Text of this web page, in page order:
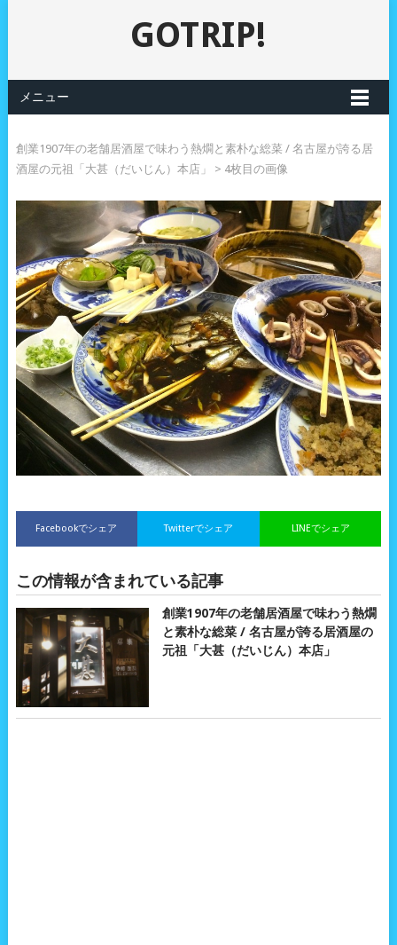
GOTRIP!
メニュー
創業1907年の老舗居酒屋で味わう熱燗と素朴な総菜 / 名古屋が誇る居
酒屋の元祖「大甚（だいじん）本店」
> 4枚目の画像
Facebookでシェア LINEでシェア
Twitterでシェア
この情報が含まれている記事
創業1907年の老舗居酒屋で味わう熱燗
と素朴な総菜 / 名古屋が誇る居酒屋の
元祖「大甚（だいじん）本店」